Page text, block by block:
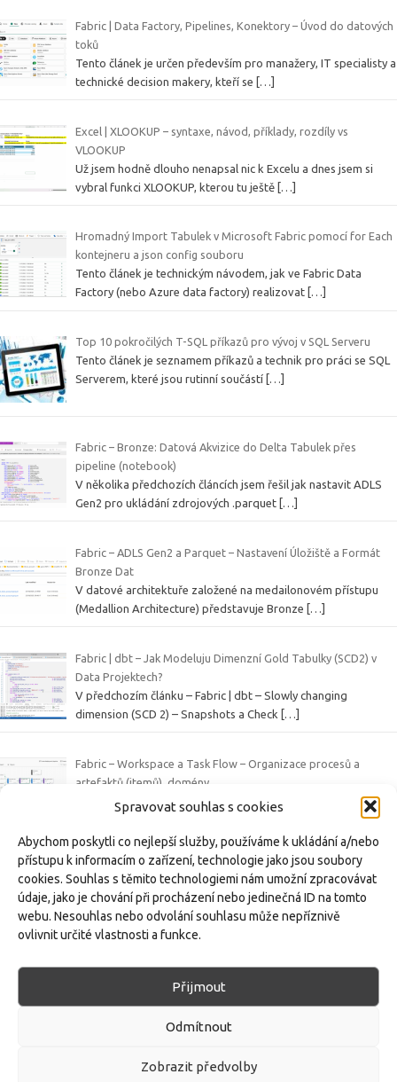
Spravovat souhlas s cookies
Abychom poskytli co nejlepší služby, používáme k ukládání a/nebo
přístupu k informacím o zařízení, technologie jako jsou soubory
cookies. Souhlas s těmito technologiemi nám umožní zpracovávat
údaje, jako je chování při procházení nebo jedinečná ID na tomto
webu. Nesouhlas nebo odvolání souhlasu může nepříznivě
ovlivnit určité vlastnosti a funkce.
Přijmout
Odmítnout
Zobrazit předvolby
Fabric | Data Factory, Pipelines, Konektory – Úvod do datových
toků
Tento článek je určen především pro manažery, IT specialisty a
technické decision makery, kteří se […]
Excel | XLOOKUP – syntaxe, návod, příklady, rozdíly vs
VLOOKUP
Už jsem hodně dlouho nenapsal nic k Excelu a dnes jsem si
vybral funkci XLOOKUP, kterou tu ještě […]
Hromadný Import Tabulek v Microsoft Fabric pomocí for Each
kontejneru a json config souboru
Tento článek je technickým návodem, jak ve Fabric Data
Factory (nebo Azure data factory) realizovat […]
Top 10 pokročilých T-SQL příkazů pro vývoj v SQL Serveru
Tento článek je seznamem příkazů a technik pro práci se SQL
Serverem, které jsou rutinní součástí […]
Fabric – Bronze: Datová Akvizice do Delta Tabulek přes
pipeline (notebook)
V několika předchozích článcích jsem řešil jak nastavit ADLS
Gen2 pro ukládání zdrojových .parquet […]
Fabric – ADLS Gen2 a Parquet – Nastavení Úložiště a Formát
Bronze Dat
V datové architektuře založené na medailonovém přístupu
(Medallion Architecture) představuje Bronze
[…]
Fabric | dbt – Jak Modeluju Dimenzní Gold Tabulky (SCD2) v
Data Projektech?
V předchozím článku – Fabric | dbt – Slowly changing
dimension (SCD 2) – Snapshots a Check […]
Fabric – Workspace a Task Flow – Organizace procesů a
artefaktů (itemů), domény
V rámci série článků o platformě Microsoft Fabric se věnujeme
Fabric | dbt – Slowly changing dimension (SCD 2) – Snapshots a
Check Strategie v dbt s příkladem
Slowly Changing Dimensions (SCD) představují způsob, jak v
datovém skladu uchovávat a spravovat[…]
Manažerský reporting |